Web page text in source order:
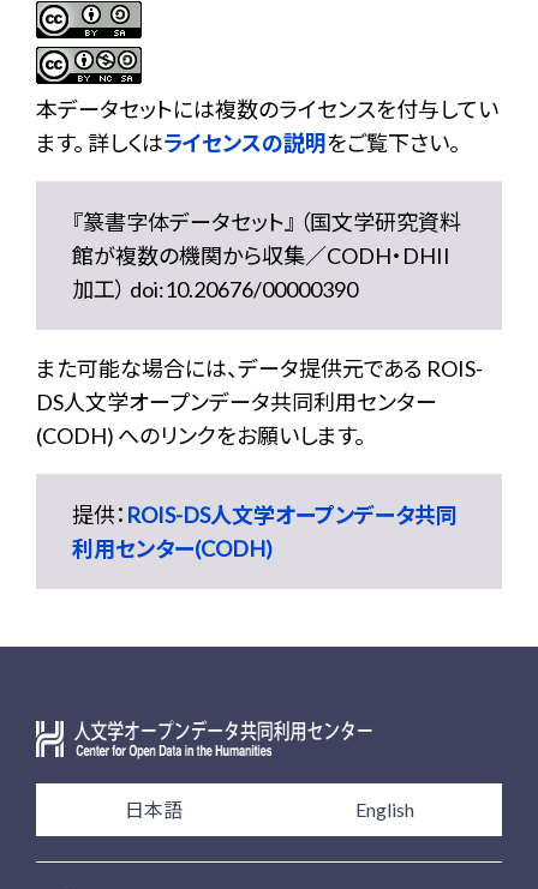
本データセットには複数のライセンスを付与してい
ます。 詳しくはライセンスの説明をご覧下さい。
『篆書字体データセット』 （国文学研究資料
館が複数の機関から収集／CODH・DHII
加工） doi:10.20676/00000390
また可能な場合には、データ提供元である ROIS-
DS人文学オープンデータ共同利用センター
(CODH) へのリンクをお願いします。
提供： ROIS-DS人文学オープンデータ共同
利用センター(CODH)
日本語 English